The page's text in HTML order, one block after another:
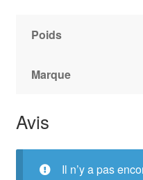
Poids
Marque
Avis
Il n’y a pas